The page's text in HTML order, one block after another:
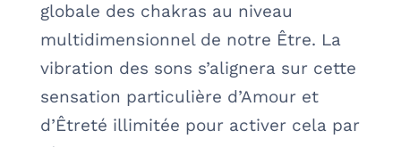
globale des chakras au niveau
multidimensionnel de notre Être. La
vibration des sons s’alignera sur cette
sensation particulière d’Amour et
d’Êtreté illimitée pour activer cela par